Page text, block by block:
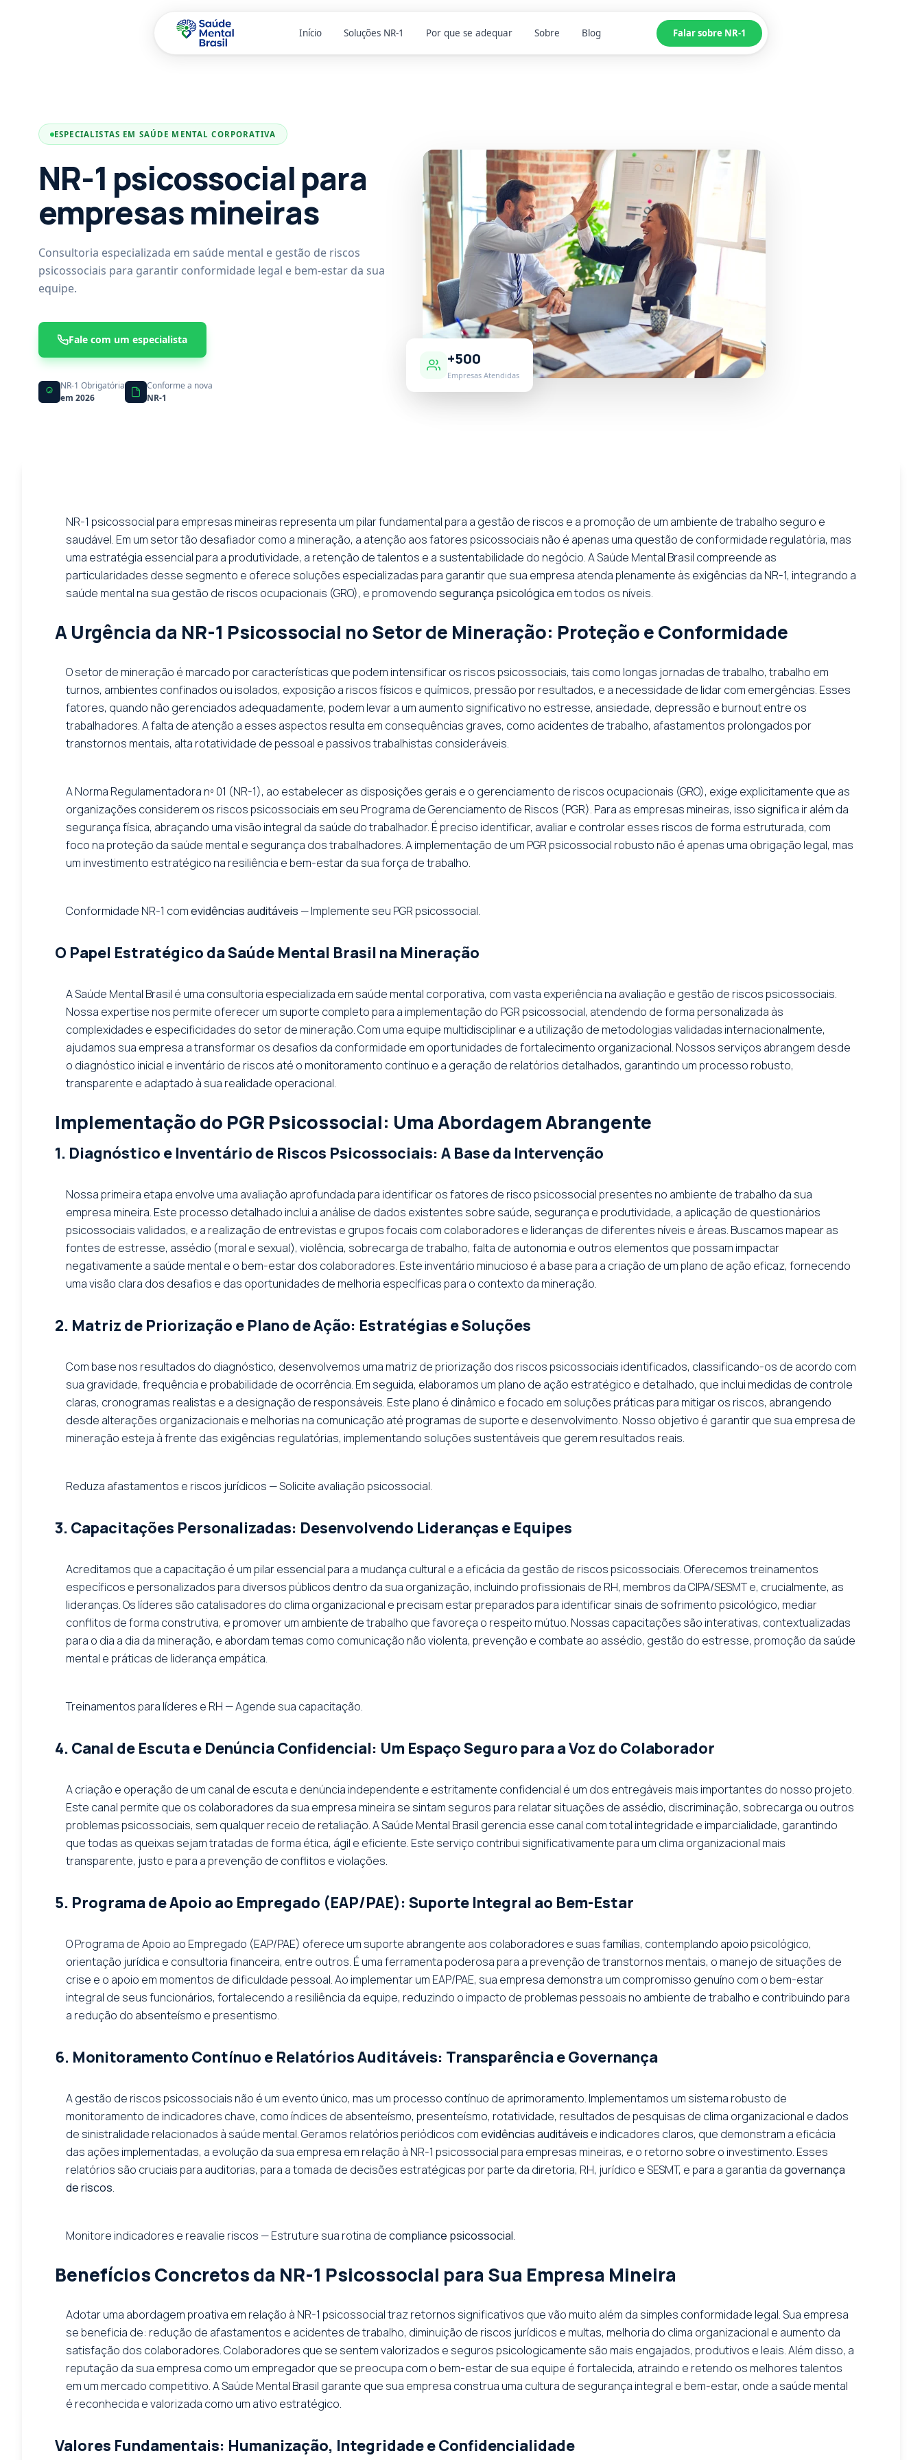
Início Soluções NR-1 Por que se adequar Sobre Blog Falar sobre NR-1
ESPECIALISTAS EM SAÚDE MENTAL CORPORATIVA
NR-1 psicossocial para
empresas mineiras
Consultoria especializada em saúde mental e gestão de riscos
psicossociais para garantir conformidade legal e bem-estar da sua
equipe.
Fale com um especialista
NR-1 Obrigatória
em 2026
Conforme a nova
NR-1
+500
Empresas Atendidas
NR-1 psicossocial para empresas mineiras representa um pilar fundamental para a gestão de riscos e a promoção de um ambiente de trabalho seguro e
saudável. Em um setor tão desafiador como a mineração, a atenção aos fatores psicossociais não é apenas uma questão de conformidade regulatória, mas
uma estratégia essencial para a produtividade, a retenção de talentos e a sustentabilidade do negócio. A Saúde Mental Brasil compreende as
particularidades desse segmento e oferece soluções especializadas para garantir que sua empresa atenda plenamente às exigências da NR-1, integrando a
saúde mental na sua gestão de riscos ocupacionais (GRO), e promovendosegurança psicológica em todos os níveis.
A Urgência da NR-1 Psicossocial no Setor de Mineração: Proteção e Conformidade
O setor de mineração é marcado por características que podem intensificar os riscos psicossociais, tais como longas jornadas de trabalho, trabalho em
turnos, ambientes confinados ou isolados, exposição a riscos físicos e químicos, pressão por resultados, e a necessidade de lidar com emergências. Esses
fatores, quando não gerenciados adequadamente, podem levar a um aumento significativo no estresse, ansiedade, depressão e burnout entre os
trabalhadores. A falta de atenção a esses aspectos resulta em consequências graves, como acidentes de trabalho, afastamentos prolongados por
transtornos mentais, alta rotatividade de pessoal e passivos trabalhistas consideráveis.
A Norma Regulamentadora nº 01 (NR-1), ao estabelecer as disposições gerais e o gerenciamento de riscos ocupacionais (GRO), exige explicitamente que as
organizações considerem os riscos psicossociais em seu Programa de Gerenciamento de Riscos (PGR). Para as empresas mineiras, isso significa ir além da
segurança física, abraçando uma visão integral da saúde do trabalhador. É preciso identificar, avaliar e controlar esses riscos de forma estruturada, com
foco na proteção da saúde mental e segurança dos trabalhadores. A implementação de um PGR psicossocial robusto não é apenas uma obrigação legal, mas
um investimento estratégico na resiliência e bem-estar da sua força de trabalho.
Conformidade NR-1 comevidências auditáveis — Implemente seu PGR psicossocial.
O Papel Estratégico da Saúde Mental Brasil na Mineração
A Saúde Mental Brasil é uma consultoria especializada em saúde mental corporativa, com vasta experiência na avaliação e gestão de riscos psicossociais.
Nossa expertise nos permite oferecer um suporte completo para a implementação do PGR psicossocial, atendendo de forma personalizada às
complexidades e especificidades do setor de mineração. Com uma equipe multidisciplinar e a utilização de metodologias validadas internacionalmente,
ajudamos sua empresa a transformar os desafios da conformidade em oportunidades de fortalecimento organizacional. Nossos serviços abrangem desde
o diagnóstico inicial e inventário de riscos até o monitoramento contínuo e a geração de relatórios detalhados, garantindo um processo robusto,
transparente e adaptado à sua realidade operacional.
Implementação do PGR Psicossocial: Uma Abordagem Abrangente
1. Diagnóstico e Inventário de Riscos Psicossociais: A Base da Intervenção
Nossa primeira etapa envolve uma avaliação aprofundada para identificar os fatores de risco psicossocial presentes no ambiente de trabalho da sua
empresa mineira. Este processo detalhado inclui a análise de dados existentes sobre saúde, segurança e produtividade, a aplicação de questionários
psicossociais validados, e a realização de entrevistas e grupos focais com colaboradores e lideranças de diferentes níveis e áreas. Buscamos mapear as
fontes de estresse, assédio (moral e sexual), violência, sobrecarga de trabalho, falta de autonomia e outros elementos que possam impactar
negativamente a saúde mental e o bem-estar dos colaboradores. Este inventário minucioso é a base para a criação de um plano de ação eficaz, fornecendo
uma visão clara dos desafios e das oportunidades de melhoria específicas para o contexto da mineração.
2. Matriz de Priorização e Plano de Ação: Estratégias e Soluções
Com base nos resultados do diagnóstico, desenvolvemos uma matriz de priorização dos riscos psicossociais identificados, classificando-os de acordo com
sua gravidade, frequência e probabilidade de ocorrência. Em seguida, elaboramos um plano de ação estratégico e detalhado, que inclui medidas de controle
claras, cronogramas realistas e a designação de responsáveis. Este plano é dinâmico e focado em soluções práticas para mitigar os riscos, abrangendo
desde alterações organizacionais e melhorias na comunicação até programas de suporte e desenvolvimento. Nosso objetivo é garantir que sua empresa de
mineração esteja à frente das exigências regulatórias, implementando soluções sustentáveis que gerem resultados reais.
Reduza afastamentos e riscos jurídicos — Solicite avaliação psicossocial.
3. Capacitações Personalizadas: Desenvolvendo Lideranças e Equipes
Acreditamos que a capacitação é um pilar essencial para a mudança cultural e a eficácia da gestão de riscos psicossociais. Oferecemos treinamentos
específicos e personalizados para diversos públicos dentro da sua organização, incluindo profissionais de RH, membros da CIPA/SESMT e, crucialmente, as
lideranças. Os líderes são catalisadores do clima organizacional e precisam estar preparados para identificar sinais de sofrimento psicológico, mediar
conflitos de forma construtiva, e promover um ambiente de trabalho que favoreça o respeito mútuo. Nossas capacitações são interativas, contextualizadas
para o dia a dia da mineração, e abordam temas como comunicação não violenta, prevenção e combate ao assédio, gestão do estresse, promoção da saúde
mental e práticas de liderança empática.
Treinamentos para líderes e RH — Agende sua capacitação.
4. Canal de Escuta e Denúncia Confidencial: Um Espaço Seguro para a Voz do Colaborador
A criação e operação de um canal de escuta e denúncia independente e estritamente confidencial é um dos entregáveis mais importantes do nosso projeto.
Este canal permite que os colaboradores da sua empresa mineira se sintam seguros para relatar situações de assédio, discriminação, sobrecarga ou outros
problemas psicossociais, sem qualquer receio de retaliação. A Saúde Mental Brasil gerencia esse canal com total integridade e imparcialidade, garantindo
que todas as queixas sejam tratadas de forma ética, ágil e eficiente. Este serviço contribui significativamente para um clima organizacional mais
transparente, justo e para a prevenção de conflitos e violações.
5. Programa de Apoio ao Empregado (EAP/PAE): Suporte Integral ao Bem-Estar
O Programa de Apoio ao Empregado (EAP/PAE) oferece um suporte abrangente aos colaboradores e suas famílias, contemplando apoio psicológico,
orientação jurídica e consultoria financeira, entre outros. É uma ferramenta poderosa para a prevenção de transtornos mentais, o manejo de situações de
crise e o apoio em momentos de dificuldade pessoal. Ao implementar um EAP/PAE, sua empresa demonstra um compromisso genuíno com o bem-estar
integral de seus funcionários, fortalecendo a resiliência da equipe, reduzindo o impacto de problemas pessoais no ambiente de trabalho e contribuindo para
a redução do absenteísmo e presentismo.
6. Monitoramento Contínuo e Relatórios Auditáveis: Transparência e Governança
A gestão de riscos psicossociais não é um evento único, mas um processo contínuo de aprimoramento. Implementamos um sistema robusto de
monitoramento de indicadores chave, como índices de absenteísmo, presenteísmo, rotatividade, resultados de pesquisas de clima organizacional e dados
de sinistralidade relacionados à saúde mental. Geramos relatórios periódicos comevidências auditáveis e indicadores claros, que demonstram a eficácia
das ações implementadas, a evolução da sua empresa em relação à NR-1 psicossocial para empresas mineiras, e o retorno sobre o investimento. Esses
relatórios são cruciais para auditorias, para a tomada de decisões estratégicas por parte da diretoria, RH, jurídico e SESMT, e para a garantia dagovernança
de riscos.
Monitore indicadores e reavalie riscos — Estruture sua rotina decompliance psicossocial.
Benefícios Concretos da NR-1 Psicossocial para Sua Empresa Mineira
Adotar uma abordagem proativa em relação à NR-1 psicossocial traz retornos significativos que vão muito além da simples conformidade legal. Sua empresa
se beneficia de: redução de afastamentos e acidentes de trabalho, diminuição de riscos jurídicos e multas, melhoria do clima organizacional e aumento da
satisfação dos colaboradores. Colaboradores que se sentem valorizados e seguros psicologicamente são mais engajados, produtivos e leais. Além disso, a
reputação da sua empresa como um empregador que se preocupa com o bem-estar de sua equipe é fortalecida, atraindo e retendo os melhores talentos
em um mercado competitivo. A Saúde Mental Brasil garante que sua empresa construa uma cultura de segurança integral e bem-estar, onde a saúde mental
é reconhecida e valorizada como um ativo estratégico.
Valores Fundamentais: Humanização, Integridade e Confidencialidade